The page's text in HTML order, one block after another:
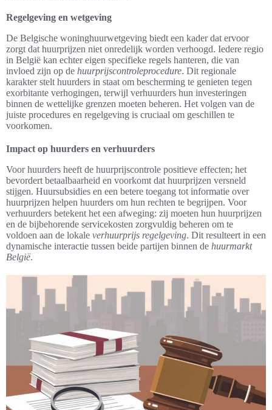
Regelgeving en wetgeving
De Belgische woninghuurwetgeving biedt een kader dat ervoor
zorgt dat huurprijzen niet onredelijk worden verhoogd. Iedere regio
in België kan echter eigen specifieke regels hanteren, die van
invloed zijn op de huurprijscontroleprocedure. Dit regionale
karakter stelt huurders in staat om bescherming te genieten tegen
exorbitante verhogingen, terwijl verhuurders hun investeringen
binnen de wettelijke grenzen moeten beheren. Het volgen van de
juiste procedures en regelgeving is cruciaal om geschillen te
voorkomen.
Impact op huurders en verhuurders
Voor huurders heeft de huurprijscontrole positieve effecten; het
bevordert betaalbaarheid en voorkomt dat huurprijzen versneld
stijgen. Huursubsidies en een betere toegang tot informatie over
huurprijzen helpen huurders om hun rechten te begrijpen. Voor
verhuurders betekent het een afweging: zij moeten hun huurprijzen
en de bijbehorende servicekosten zorgvuldig beheren om te
voldoen aan de lokale verhuurprijs regelgeving. Dit resulteert in een
dynamische interactie tussen beide partijen binnen de huurmarkt
België.